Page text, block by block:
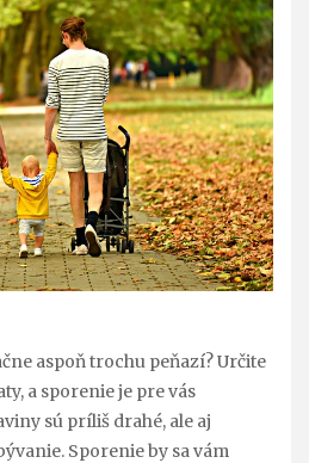
aspoň trochu peňazí? Určite
a sporenie je pre vás
sú príliš drahé, ale aj
Sporenie by sa vám